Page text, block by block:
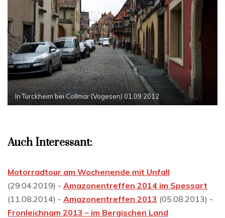
In Turckheim bei Collmar (Vogesen) 01.09.2012
Auch Interessant:
Motorradtour am Wochenende mit Unfall
(29.04.2019) - Amazonentreffen 2014 im Spessart
(11.08.2014) - Amazonentreffen 2013 (05.08.2013) -
Fronleichnam 2013 – im Bergischen Land